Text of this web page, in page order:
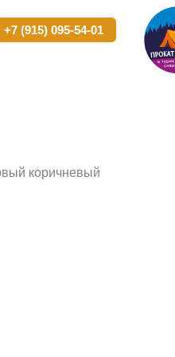
095-54-01
095-54-01
коричневый